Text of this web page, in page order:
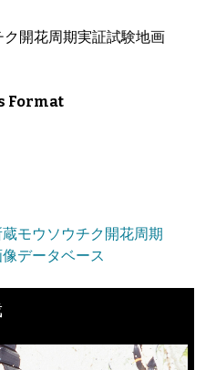
開花周期実証試験地画
Format
モウソウチク開花周期
データベース